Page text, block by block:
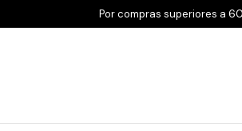
Por compras superiores a